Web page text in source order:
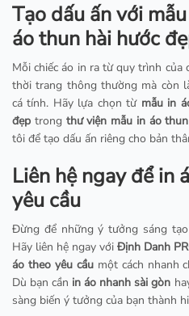
Tạo dấu ấn với
áo thun hài hước
Mỗi chiếc áo in ra từ quy trình
thời trang thông thường mà còn
cá tính. Hãy lựa chọn từ mẫu in
đẹp trong thư viện mẫu in áo
tôi để tạo dấu ấn riêng cho bản
Liên hệ ngay để in
yêu cầu
Đừng để những ý tưởng sáng
Hãy liên hệ ngay vớiĐịnh Danh
áo theo yêu cầumột cách nhanh
Dù bạn cần in áo nhanh sài gòn
sàng biến ý tưởng của bạn thành